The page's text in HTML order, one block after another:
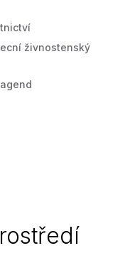
živnostenský